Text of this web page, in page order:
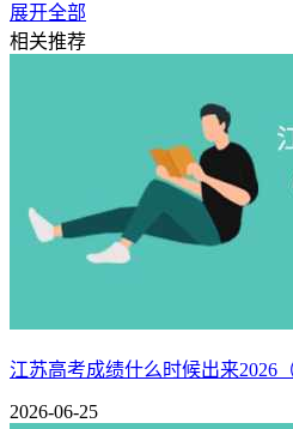
55-82
55-82
南京信息工程大学
扬州大学
中国矿业大学
河海大学
83-101
南京师范大学
南京中医药大学
南京林业大学
151-173
中国药科大学
展开全部
相关推荐
江苏高考成绩什么时候出来2026
2026-06-25